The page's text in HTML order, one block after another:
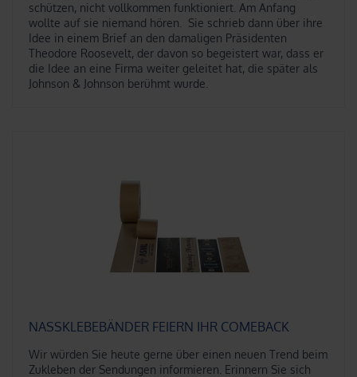
schützen, nicht vollkommen funktioniert. Am Anfang
wollte auf sie niemand hören. Sie schrieb dann über ihre
Idee in einem Brief an den damaligen Präsidenten
Theodore Roosevelt, der davon so begeistert war, dass er
die Idee an eine Firma weiter geleitet hat, die später als
Johnson & Johnson berühmt wurde.
NASSKLEBEBÄNDER FEIERN IHR COMEBACK
Wir würden Sie heute gerne über einen neuen Trend beim
Zukleben der Sendungen informieren. Erinnern Sie sich